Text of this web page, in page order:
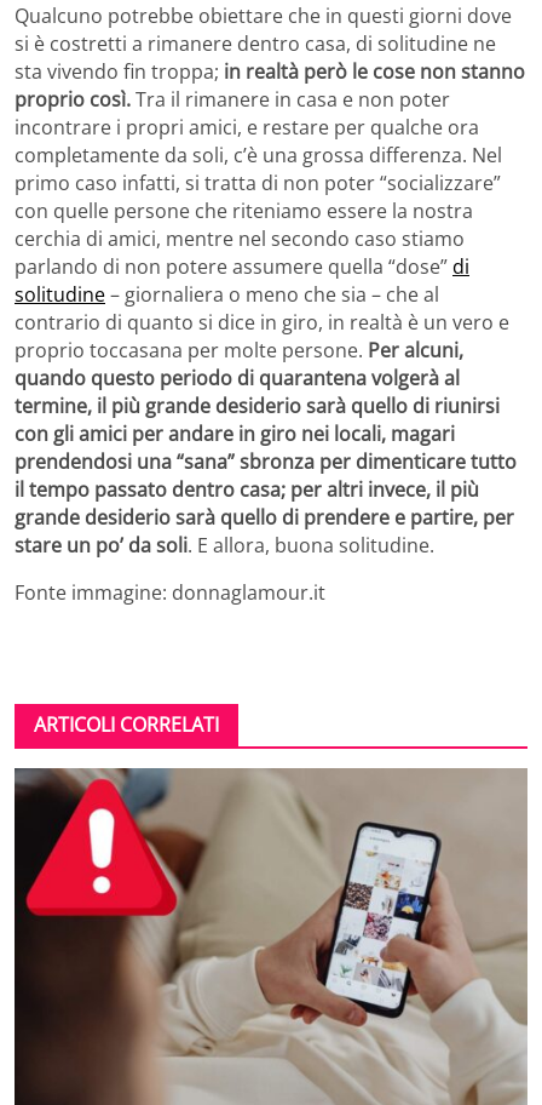
Qualcuno potrebbe obiettare che in questi giorni dove
si è costretti a rimanere dentro casa, di solitudine ne
sta vivendo fin troppa; in realtà però le cose non stanno
proprio così.Tra il rimanere in casa e non poter
incontrare i propri amici, e restare per qualche ora
completamente da soli, c’è una grossa differenza. Nel
primo caso infatti, si tratta di non poter “socializzare”
con quelle persone che riteniamo essere la nostra
cerchia di amici, mentre nel secondo caso stiamo
parlando di non potere assumere quella “dose”di
solitudine– giornaliera o meno che sia – che al
contrario di quanto si dice in giro, in realtà è un vero e
proprio toccasana per molte persone. Per alcuni,
quando questo periodo di quarantena volgerà al
termine, il più grande desiderio sarà quello di riunirsi
con gli amici per andare in giro nei locali, magari
prendendosi una “sana” sbronza per dimenticare tutto
il tempo passato dentro casa; per altri invece, il più
grande desiderio sarà quello di prendere e partire, per
stare un po’ da soli. E allora, buona solitudine.
Fonte immagine: donnaglamour.it
ARTICOLI CORRELATI